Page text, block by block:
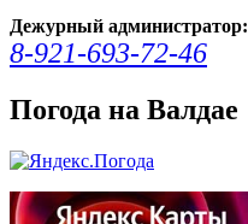
Дежурный администратор:
8-921-693-72-46
Погода на Валдае